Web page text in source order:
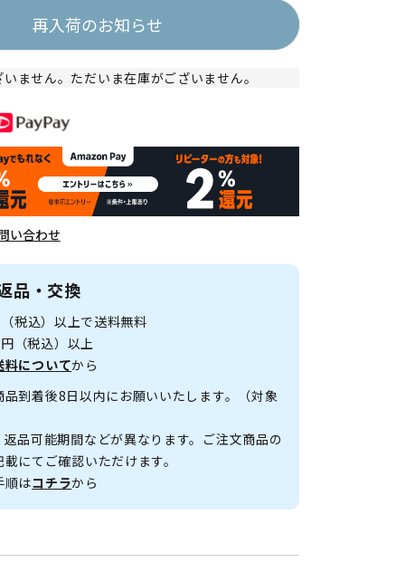
再入荷のお知らせ
ません。ただいま在庫がございません。
い合わせ
品・交換
税込）以上で送料無料
（税込）以上
料についてから
品到着後8日以内にお願いいたします。（対象
品可能期間などが異なります。ご注文商品の
にてご確認いただけます。
順はコチラから